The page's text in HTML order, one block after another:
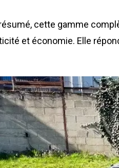
cette gamme
et économie. Elle